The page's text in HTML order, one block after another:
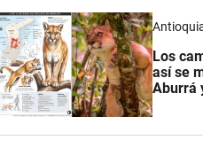
Los
así se
Aburrá